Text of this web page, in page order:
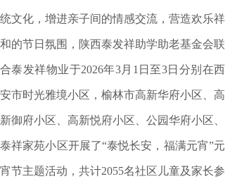
统文化，增进亲子间的情感交流，营造欢乐祥
和的节日氛围，陕西泰发祥助学助老基金会联
合泰发祥物业于2026年3月1日至3日分别在西
安市时光雅境小区，榆林市高新华府小区、高
新御府小区、高新悦府小区、公园华府小区、
泰祥家苑小区开展了“泰悦长安，福满元宵”元
宵节主题活动，共计2055名社区儿童及家长参